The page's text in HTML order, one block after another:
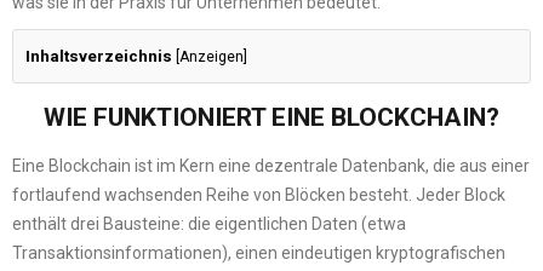
Inhaltsverzeichnis Anzeigen
WIE FUNKTIONIERT EINE BLOCKCHAIN?
Eine Blockchain ist im Kern eine dezentrale Datenbank, die aus einer
fortlaufend wachsenden Reihe von Blöcken besteht. Jeder Block
enthält drei Bausteine: die eigentlichen Daten (etwa
Transaktionsinformationen), einen eindeutigen kryptografischen